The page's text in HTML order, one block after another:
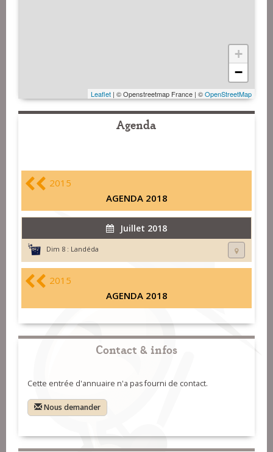
+
−
Leaflet | © Openstreetmap France | ©OpenStreetMap
Agenda
2015
AGENDA 2018
Juillet 2018
Dim 8 : Landéda
2015
AGENDA 2018
Contact & infos
Cette entrée d'annuaire n'a pas fourni de contact.
Nous demander